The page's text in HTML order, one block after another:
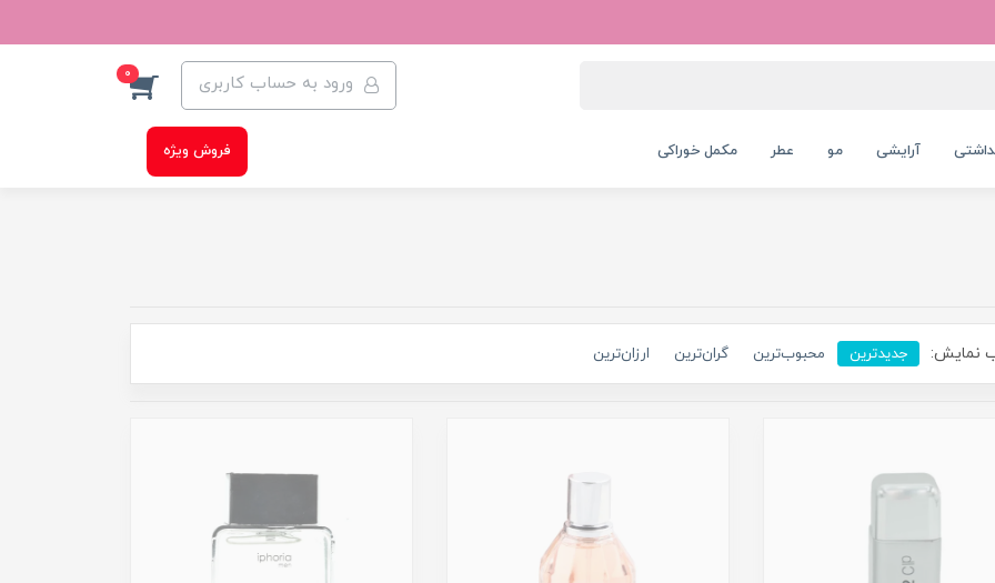
ورود به حساب کاربری 0
آرایشی مو عطر مکمل خوراکی فروش ویژه
نمایش: جدیدترین محبوب‌ترین گران‌ترین ارزان‌ترین